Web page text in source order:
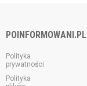
POINFORMOWANI.PL
Polityka
prywatności
Polityka